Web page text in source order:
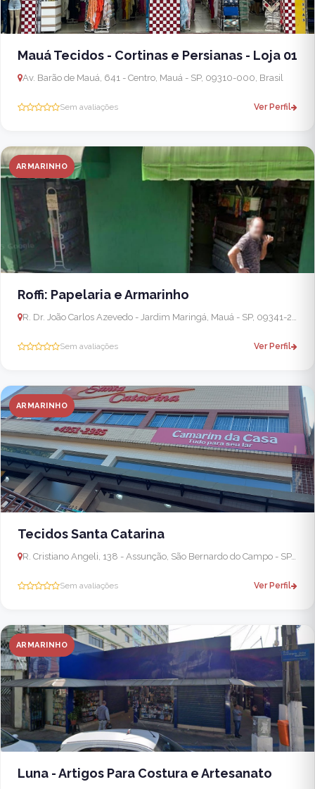
Mauá Tecidos - Cortinas e Persianas - Loja 01
Av. Barão de Mauá, 641 - Centro, Mauá - SP, 09310-000, Brasil
Sem avaliações Ver Perfil
ARMARINHO
Roffi: Papelaria e Armarinho
R. Dr. João Carlos Azevedo - Jardim Maringá, Mauá - SP, 09341-260, Brasil
Sem avaliações Ver Perfil
ARMARINHO
Tecidos Santa Catarina
R. Cristiano Angeli, 138 - Assunção, São Bernardo do Campo - SP, 09810-555, Brasil
Sem avaliações Ver Perfil
ARMARINHO
Luna - Artigos Para Costura e Artesanato